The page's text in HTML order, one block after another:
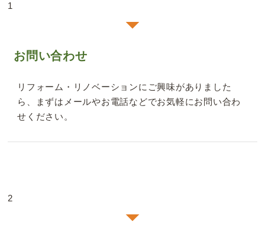
1
お問い合わせ
リフォーム・リノベーションにご興味がありました
ら、まずはメールやお電話などでお気軽にお問い合わ
せください。
2